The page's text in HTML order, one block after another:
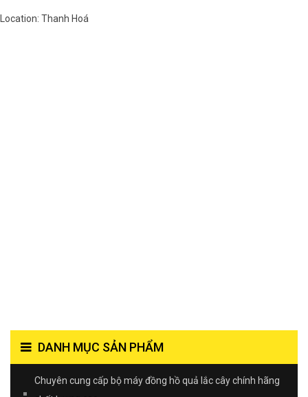
Location: Thanh Hoá
DANH MỤC SẢN PHẨM
Chuyên cung cấp bộ máy đồng hồ quả lắc cây chính hãng